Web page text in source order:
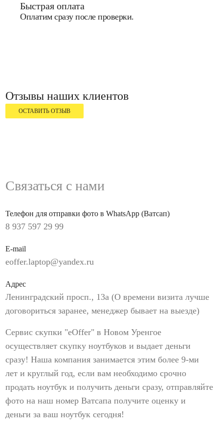
Быстрая оплата
Оплатим сразу после проверки.
Отзывы наших клиентов
ОСТАВИТЬ ОТЗЫВ
Связаться с нами
Телефон для отправки фото в WhatsApp (Ватсап)
8 937 597 29 99
E-mail
eoffer.laptop@yandex.ru
Адрес
Ленинградский просп., 13а (О времени визита лучше
договориться заранее, менеджер бывает на выезде)
Сервис скупки "eOffer" в Новом Уренгое
осуществляет скупку ноутбуков и выдает деньги
сразу! Наша компания занимается этим более 9-ми
лет и круглый год, если вам необходимо срочно
продать ноутбук и получить деньги сразу, отправляйте
фото на наш номер Ватсапа получите оценку и
деньги за ваш ноутбук сегодня!